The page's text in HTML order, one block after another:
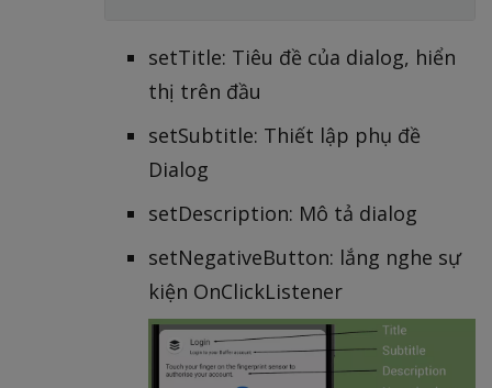
setTitle: Tiêu đề của dialog, hiển
thị trên đầu
setSubtitle: Thiết lập phụ đề
Dialog
setDescription: Mô tả dialog
setNegativeButton: lắng nghe sự
kiện OnClickListener